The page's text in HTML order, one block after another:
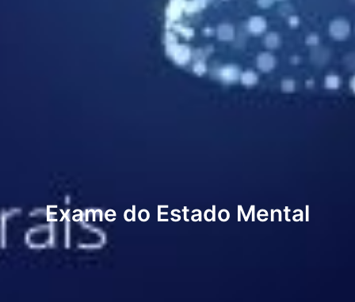
Exame do Estado Mental